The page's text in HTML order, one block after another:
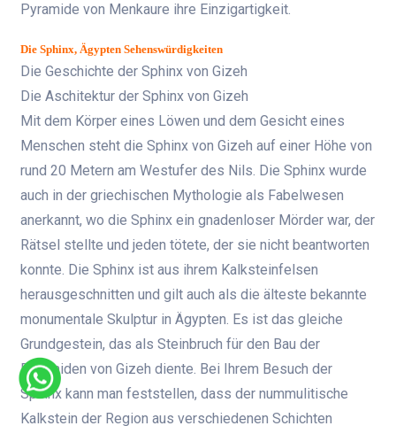
Pyramide von Menkaure ihre Einzigartigkeit.
Die Sphinx, Ägypten Sehenswürdigkeiten
Die Geschichte der Sphinx von Gizeh
Die Aschitektur der Sphinx von Gizeh
Mit dem Körper eines Löwen und dem Gesicht eines
Menschen steht die Sphinx von Gizeh auf einer Höhe von
rund 20 Metern am Westufer des Nils. Die Sphinx wurde
auch in der griechischen Mythologie als Fabelwesen
anerkannt, wo die Sphinx ein gnadenloser Mörder war, der
Rätsel stellte und jeden tötete, der sie nicht beantworten
konnte. Die Sphinx ist aus ihrem Kalksteinfelsen
herausgeschnitten und gilt auch als die älteste bekannte
monumentale Skulptur in Ägypten. Es ist das gleiche
Grundgestein, das als Steinbruch für den Bau der
Pyramiden von Gizeh diente. Bei Ihrem Besuch der
Sphinx kann man feststellen, dass der nummulitische
Kalkstein der Region aus verschiedenen Schichten